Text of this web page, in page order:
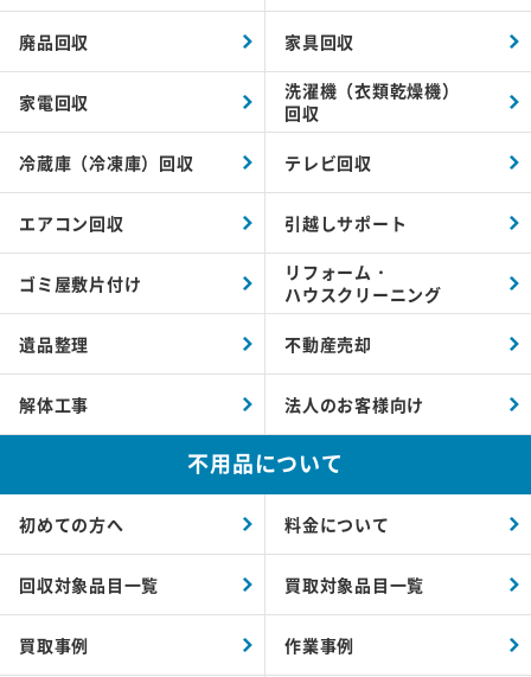
廃品回収 家具回収
家電回収
洗濯機（衣類乾燥機）
回収
冷蔵庫（冷凍庫）回収 テレビ回収
エアコン回収 引越しサポート
ゴミ屋敷片付け
リフォーム・
ハウスクリーニング
遺品整理 不動産売却
解体工事 法人のお客様向け
不用品について
初めての方へ 料金について
回収対象品目一覧 買取対象品目一覧
買取事例 作業事例